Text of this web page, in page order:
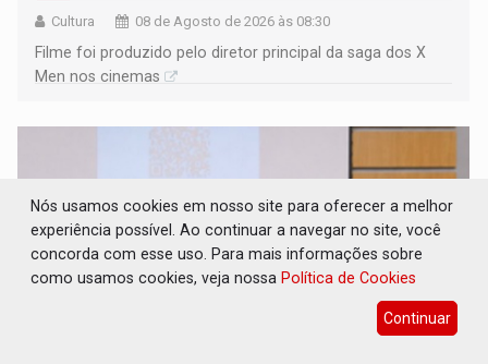
Cultura 08 de Agosto de 2026 às 08:30
Filme foi produzido pelo diretor principal da saga dos X
Men nos cinemas
Nós usamos cookies em nosso site para oferecer a melhor
experiência possível. Ao continuar a navegar no site, você
concorda com esse uso. Para mais informações sobre
como usamos cookies, veja nossa Política de Cookies
Continuar